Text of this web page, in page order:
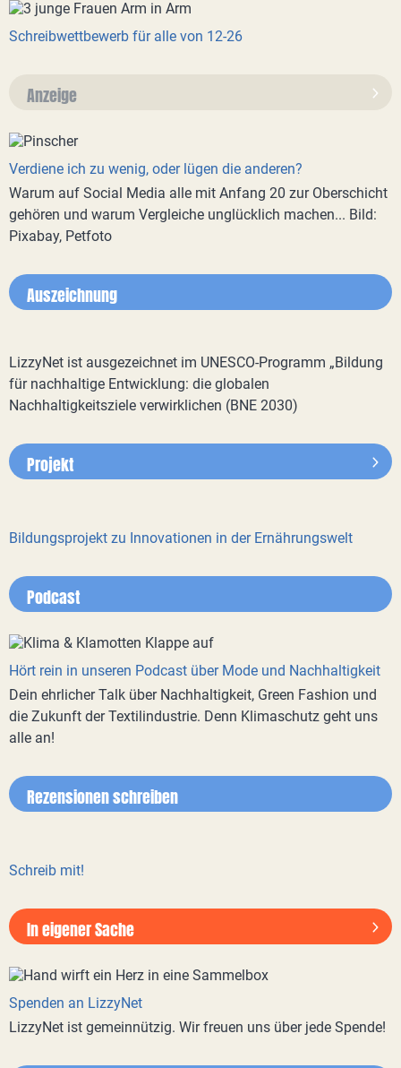
Schreibwettbewerb für alle von 12-26
Anzeige
Verdiene ich zu wenig, oder lügen die anderen?
Warum auf Social Media alle mit Anfang 20 zur Oberschicht
gehören und warum Vergleiche unglücklich machen... Bild:
Pixabay, Petfoto
Auszeichnung
LizzyNet ist ausgezeichnet im UNESCO-Programm „Bildung
für nachhaltige Entwicklung: die globalen
Nachhaltigkeitsziele verwirklichen (BNE 2030)
Projekt
Bildungsprojekt zu Innovationen in der Ernährungswelt
Podcast
Hört rein in unseren Podcast über Mode und Nachhaltigkeit
Dein ehrlicher Talk über Nachhaltigkeit, Green Fashion und
die Zukunft der Textilindustrie. Denn Klimaschutz geht uns
alle an!
Rezensionen schreiben
Schreib mit!
In eigener Sache
Spenden an LizzyNet
LizzyNet ist gemeinnützig. Wir freuen uns über jede Spende!